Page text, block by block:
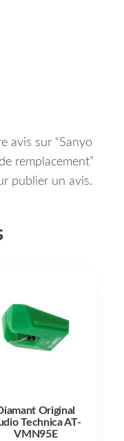
avis sur “Sanyo
remplacement”
publier un avis.
Original
Technica AT-
VMN95E